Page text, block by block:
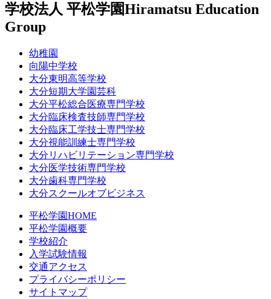
学校法人 平松学園Hiramatsu Education
Group
幼稚園
向陽中学校
大分東明高等学校
大分短期大学園芸科
大分平松総合医療専門学校
大分臨床検査技師専門学校
大分臨床工学技士専門学校
大分視能訓練士専門学校
大分リハビリテーション専門学校
大分医学技術専門学校
大分歯科専門学校
大分スクールオブビジネス
平松学園HOME
平松学園概要
学校紹介
入学試験情報
交通アクセス
プライバシーポリシー
サイトマップ